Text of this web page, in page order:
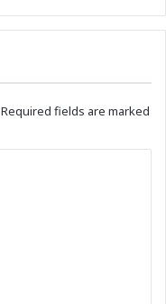
Required fields are marked